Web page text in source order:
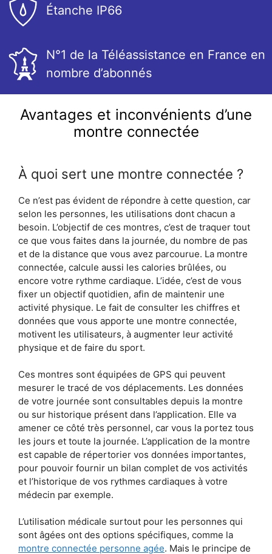
Étanche IP66
N°1 de la Téléassistance en France en
nombre d’abonnés
Avantages et inconvénients d’une
montre connectée
À quoi sert une montre connectée ?
Ce n’est pas évident de répondre à cette question, car
selon les personnes, les utilisations dont chacun a
besoin. L’objectif de ces montres, c’est de traquer tout
ce que vous faites dans la journée, du nombre de pas
et de la distance que vous avez parcourue. La montre
connectée, calcule aussi les calories brûlées, ou
encore votre rythme cardiaque. L’idée, c’est de vous
fixer un objectif quotidien, afin de maintenir une
activité physique. Le fait de consulter les chiffres et
données que vous apporte une montre connectée,
motivent les utilisateurs, à augmenter leur activité
physique et de faire du sport.
Ces montres sont équipées de GPS qui peuvent
mesurer le tracé de vos déplacements. Les données
de votre journée sont consultables depuis la montre
ou sur historique présent dans l’application. Elle va
amener ce côté très personnel, car vous la portez tous
les jours et toute la journée. L’application de la montre
est capable de répertorier vos données importantes,
pour pouvoir fournir un bilan complet de vos activités
et l’historique de vos rythmes cardiaques à votre
médecin par exemple.
L’utilisation médicale surtout pour les personnes qui
sont âgées ont des options spécifiques, comme la
montre connectée personne agée. Mais le principe de